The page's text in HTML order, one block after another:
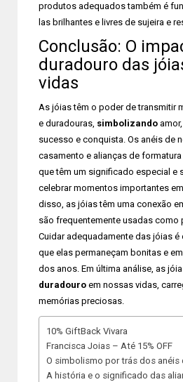
produtos adequados também é
las brilhantes e livres de sujeira e
Conclusão: O
duradouro das
vidas
As jóias têm o poder de transmitir
e duradouras, simbolizando
sucesso e conquista. Os anéis de
casamento e alianças de
que têm um significado especial e
celebrar momentos importantes
disso, as jóias têm uma conexão
são frequentemente usadas como
Cuidar adequadamente das jóias é
que elas permaneçam bonitas e
dos anos. Em última análise, as
duradouro em nossas vidas,
memórias preciosas.
10% GiftBack Vivara
Francisca Joias – Até 15% OFF
O simbolismo por trás dos anéis
A história e o significado das